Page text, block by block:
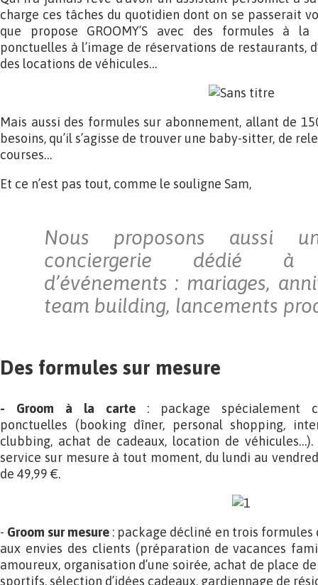
charge ces tâches du quotidien dont on se passerait
que propose GROOMY’S avec des formules à
ponctuelles à l’image de réservations de restaurants,
des locations de véhicules…
Mais aussi des formules sur abonnement, allant de
besoins, qu’il s’agisse de trouver une baby-sitter, de
courses…
Et ce n’est pas tout, comme le souligne Sam,
Nous proposons aussi
conciergerie dédié à
d’événements : mariages,
team building, lancements
Des formules sur mesure
- Groom à la carte : package spécialement
ponctuelles (booking dîner, personal shopping,
clubbing, achat de cadeaux, location de
service sur mesure à tout moment, du lundi au
de 49,99 €.
- Groom sur mesure : package décliné en trois formules
aux envies des clients (préparation de vacances
amoureux, organisation d’une soirée, achat de place
sportifs, sélection d’idées cadeaux, gardiennage de